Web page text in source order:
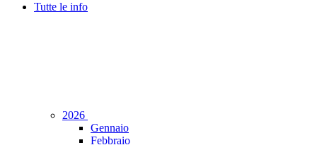
Tutte le info
2026
Gennaio
Febbraio